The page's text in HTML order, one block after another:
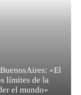
«El
límites de la
el mundo»